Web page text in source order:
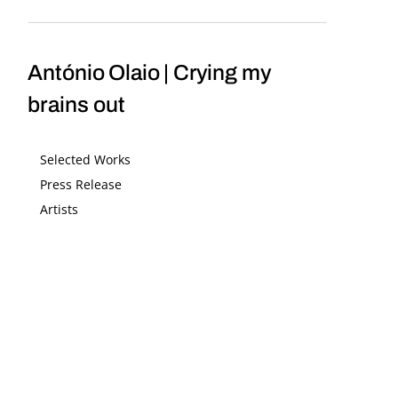
António Olaio | Crying my
brains out
Selected Works
Press Release
Artists